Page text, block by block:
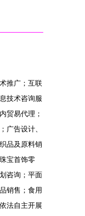
推广；互联
技术咨询服
贸易代理；
广告设计、
品及原料销
宝首饰零
咨询；平面
销售；食用
法自主开展